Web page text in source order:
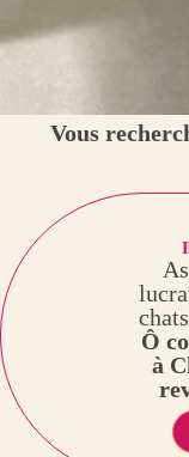
Vous
Ô
à